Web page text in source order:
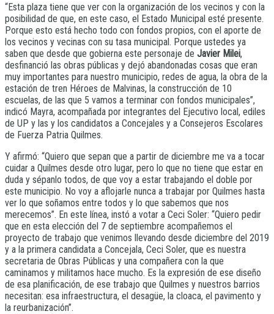
“Esta plaza tiene que ver con la organización de los vecinos y con la
posibilidad de que, en este caso, el Estado Municipal esté presente.
Porque esto está hecho todo con fondos propios, con el aporte de
los vecinos y vecinas con su tasa municipal. Porque ustedes ya
saben que desde que gobierna este personaje de Javier Milei,
desfinanció las obras públicas y dejó abandonadas cosas que eran
muy importantes para nuestro municipio, redes de agua, la obra de la
estación de tren Héroes de Malvinas, la construcción de 10
escuelas, de las que 5 vamos a terminar con fondos municipales”,
indicó Mayra, acompañada por integrantes del Ejecutivo local, ediles
de UP y las y los candidatos a Concejales y a Consejeros Escolares
de Fuerza Patria Quilmes.
Y afirmó: “Quiero que sepan que a partir de diciembre me va a tocar
cuidar a Quilmes desde otro lugar, pero lo que no tiene que estar en
duda y sépanlo todos, de que voy a estar trabajando el doble por
este municipio. No voy a aflojarle nunca a trabajar por Quilmes hasta
ver lo que soñamos entre todos y lo que sabemos que nos
merecemos”. En este línea, instó a votar a Ceci Soler: “Quiero pedir
que en esta elección del 7 de septiembre acompañemos el
proyecto de trabajo que venimos llevando desde diciembre del 2019
y a la primera candidata a Concejala, Ceci Soler, que es nuestra
secretaria de Obras Públicas y una compañera con la que
caminamos y militamos hace mucho. Es la expresión de ese diseño
de esa planificación, de ese trabajo que Quilmes y nuestros barrios
necesitan: esa infraestructura, el desagüe, la cloaca, el pavimento y
la reurbanización”.